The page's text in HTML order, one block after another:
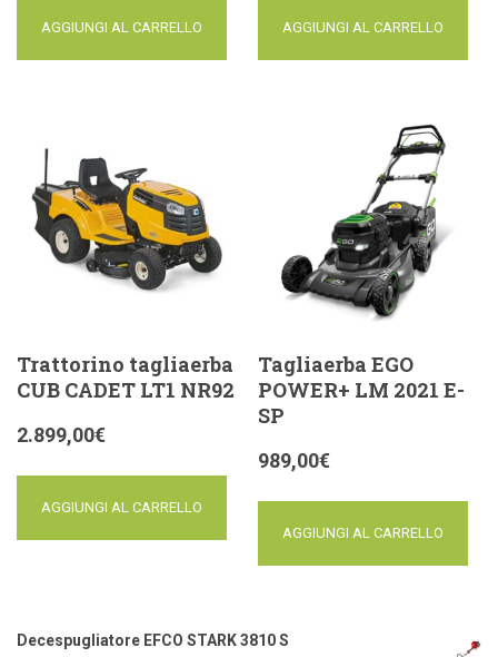
AGGIUNGI AL CARRELLO AGGIUNGI AL CARRELLO
Trattorino tagliaerba
CUB CADET LT1 NR92
2.899,00€
AGGIUNGI AL CARRELLO
Tagliaerba EGO
POWER+ LM 2021 E-
SP
989,00€
AGGIUNGI AL CARRELLO
Decespugliatore EFCO STARK 3810 S